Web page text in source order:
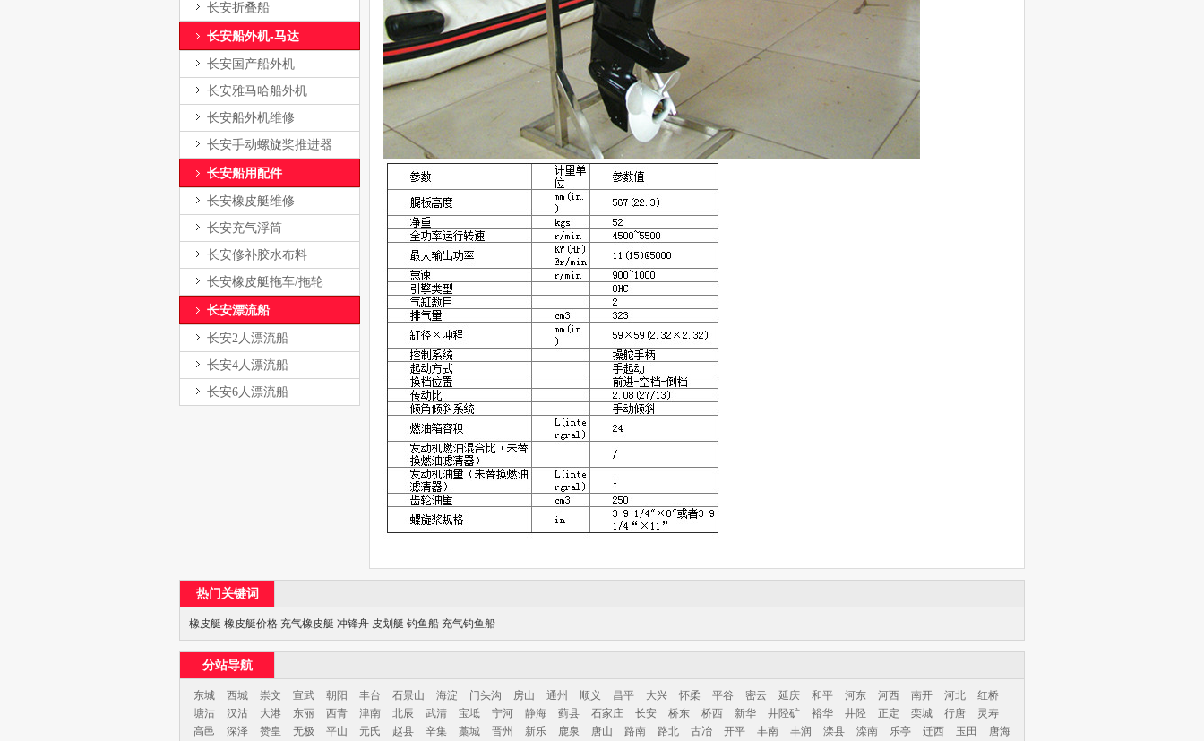
长安折叠船
长安船外机-马达
长安国产船外机
长安雅马哈船外机
长安船外机维修
长安手动螺旋桨推进器
长安船用配件
长安橡皮艇维修
长安充气浮筒
长安修补胶水布料
长安橡皮艇拖车/拖轮
长安漂流船
长安2人漂流船
长安4人漂流船
长安6人漂流船
热门关键词
橡皮艇 橡皮艇价格 充气橡皮艇 冲锋舟 皮划艇 钓鱼船 充气钓鱼船
分站导航
东城 西城 崇文 宣武 朝阳 丰台 石景山 海淀 门头沟 房山 通州 顺义 昌平 大兴 怀柔 平谷 密云 延庆 和平 河东 河西 南开 河北
红桥
塘沽
汉沽 大港 东丽 西青 津南 北辰 武清 宝坻 宁河 静海 蓟县 石家庄 长安 桥东 桥西 新华 井陉矿 裕华 井陉 正定 栾城 行唐
灵寿
高邑
深泽 赞皇 无极 平山 元氏 赵县 辛集 藁城 晋州 新乐 鹿泉 唐山 路南 路北 古冶 开平 丰南 丰润 滦县 滦南 乐亭 迁西 玉田 唐海